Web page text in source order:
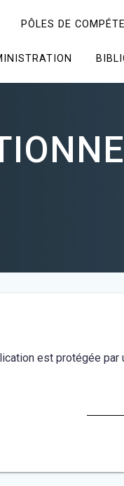
PÔLES DE
est protégée